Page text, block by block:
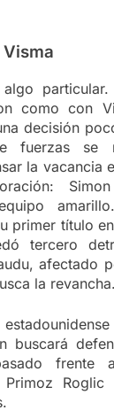
como con
decisión
fuerzas se
la vacancia
primer título
tercero
afectado
la revancha.
buscará
frente
Roglic